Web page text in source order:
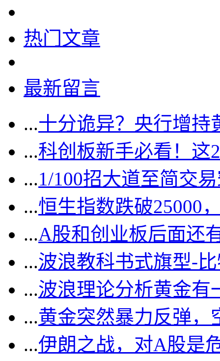
热门文章
最新留言
...十分诡异？央行增持
...科创板新手必看！这
...1/100招大道至简交
...恒生指数跌破25000
...A股和创业板后面还
...波浪教科书式旗型-
...波浪理论分析黄金有
...黄金突然暴力反弹，
...伊朗之战，对A股是